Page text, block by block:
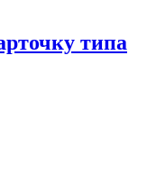
типа